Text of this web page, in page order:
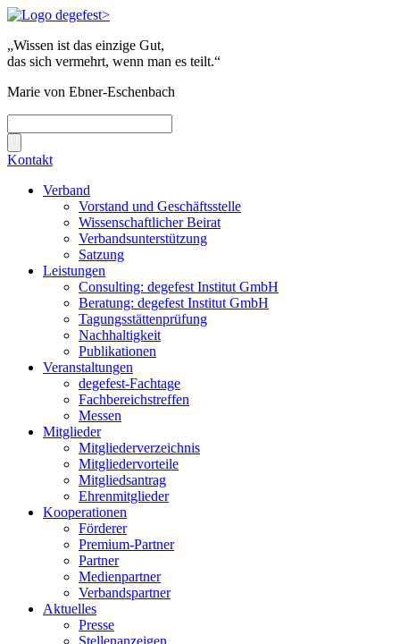
„Wissen ist das einzige Gut,
das sich vermehrt, wenn man es teilt.“
Marie von Ebner-Eschenbach
Kontakt
Verband
Vorstand und Geschäftsstelle
Wissenschaftlicher Beirat
Verbandsunterstützung
Satzung
Leistungen
Consulting: degefest Institut GmbH
Beratung: degefest Institut GmbH
Tagungsstättenprüfung
Nachhaltigkeit
Publikationen
Veranstaltungen
degefest-Fachtage
Fachbereichstreffen
Messen
Mitglieder
Mitgliederverzeichnis
Mitgliedervorteile
Mitgliedsantrag
Ehrenmitglieder
Kooperationen
Förderer
Premium-Partner
Partner
Medienpartner
Verbandspartner
Aktuelles
Presse
Stellenanzeigen